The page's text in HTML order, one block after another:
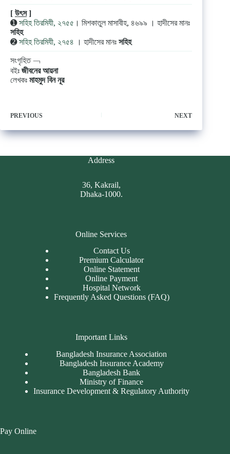
[ উৎস]
➊সহিহ তিরমিযী, ২৭৫৫ । মিশকাতুল মাসাবীহ, ৪৬৯৯ । হাদীসের মানঃ
সহিহ
➋সহিহ তিরমিযী, ২৭৫৪ । হাদীসের মানঃ সহিহ
সংগৃহিত ﹁
বইঃ জীবনের আয়না
লেখকঃ মাহমুদ বিন নূর
PREVIOUS NEXT
Address
36, Kakrail,
Dhaka-1000.
Online Services
Contact Us
Premium Calculator
Online Statement
Online Payment
Hospital Network
Frequently Asked Questions (FAQ)
Important Links
Bangladesh Insurance Association
Bangladesh Insurance Academy
Bangladesh Bank
Ministry of Finance
Insurance Development & Regulatory Authority
Pay Online